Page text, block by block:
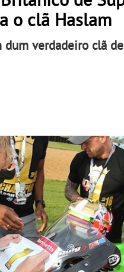
o clã Haslam
dum verdadeiro clã